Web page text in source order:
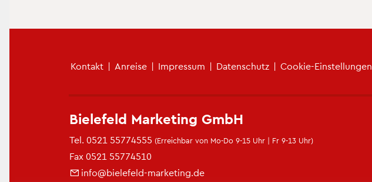
Fu­ß­zei­len­me­nü
Kon­takt | An­rei­se | Im­pres­sum | Da­ten­schutz | Coo­kie-Ein­stel­lun­gen
Bie­le­feld Mar­ke­ting GmbH
Tel. 0521 55774555 (Er­reich­bar von Mo-Do 9-15 Uhr | Fr 9-13 Uhr)
Fax 0521 55774510
info@​bielefeld-​marketing.​de